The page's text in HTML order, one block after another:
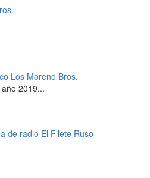
Los Moreno Bros.
2019...